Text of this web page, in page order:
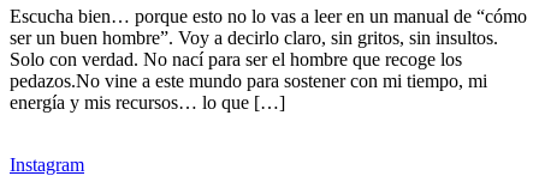
Escucha bien… porque esto no lo vas a leer en un manual de “cómo
ser un buen hombre”. Voy a decirlo claro, sin gritos, sin insultos.
Solo con verdad. No nací para ser el hombre que recoge los
pedazos.No vine a este mundo para sostener con mi tiempo, mi
energía y mis recursos… lo que […]
Instagram